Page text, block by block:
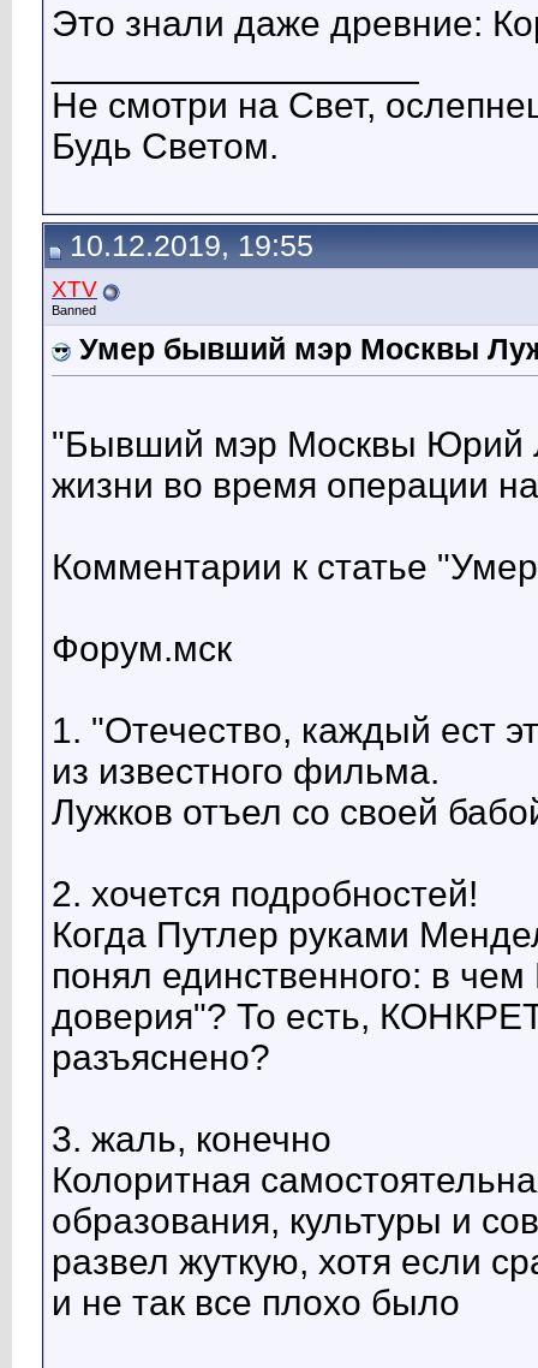
Это знали даже древние:
Не смотри на Свет,
Будь Светом.
10.12.2019, 19:55
XTV
Banned
Умер бывший мэр Москвы
"Бывший мэр Москвы Юрий
жизни во время операции
Комментарии к статье
Форум.мск
1. "Отечество, каждый ест
из известного фильма.
Лужков отъел со своей
2. хочется подробностей!
Когда Путлер руками
понял единственного: в
доверия"? То есть,
разъяснено?
3. жаль, конечно
Колоритная
образования, культуры и
развел жуткую, хотя если
и не так все плохо было